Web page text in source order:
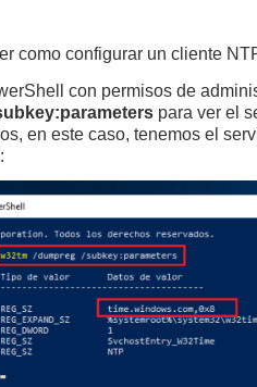
como configurar un cliente
con permisos de
para ver el
en este caso, tenemos el
: